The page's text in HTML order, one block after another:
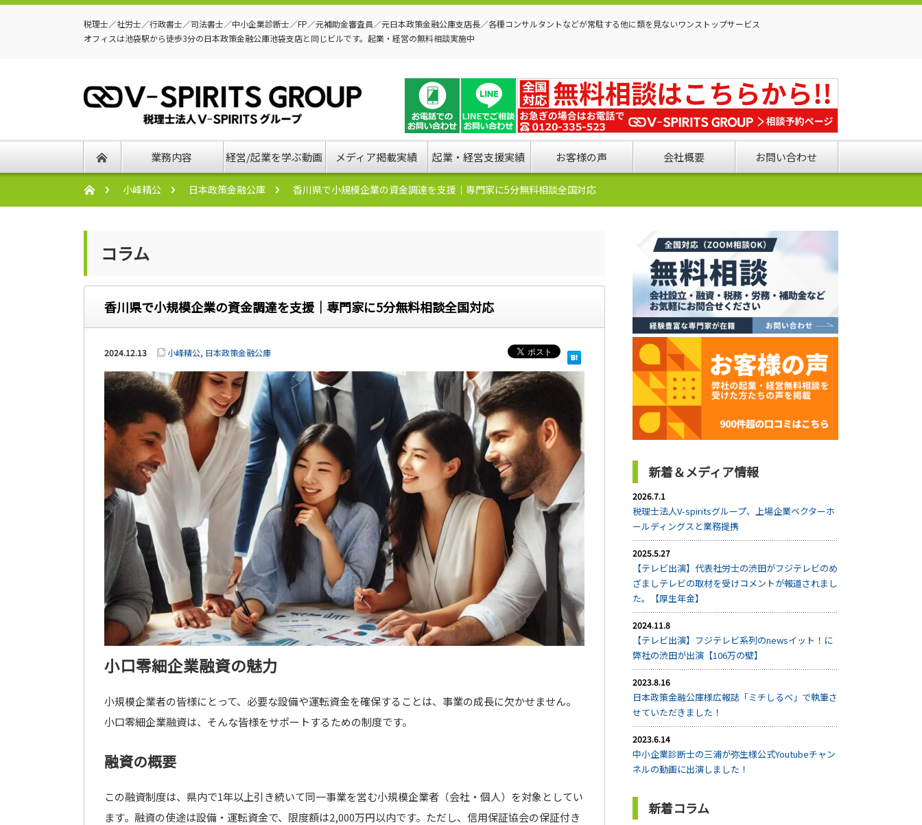
税理士／社労士／行政書士／司法書士／中小企業診断士／FP／元補助金審査員／元日本政策金融公庫支店長／各種コンサルタントなどが常駐する他に類を見ないワンストップサービス
オフィスは池袋駅から徒歩3分の日本政策金融公庫池袋支店と同じビルです。起業・経営の無料相談実施中
業務内容 経営/起業を学ぶ動画 メディア掲載実績 起業・経営支援実績 お客様の声 会社概要 お問い合わせ
小峰精公 日本政策金融公庫 香川県で小規模企業の資金調達を支援｜専門家に5分無料相談全国対応
コラム
香川県で小規模企業の資金調達を支援｜専門家に5分無料相談全国対応
2024.12.13 小峰精公, 日本政策金融公庫
小口零細企業融資の魅力
小規模企業者の皆様にとって、必要な設備や運転資金を確保することは、事業の成長に欠かせません。
小口零細企業融資は、そんな皆様をサポートするための制度です。
融資の概要
この融資制度は、県内で1年以上引き続いて同一事業を営む小規模企業者（会社・個人）を対象としてい
ます。融資の使途は設備・運転資金で、限度額は2,000万円以内です。ただし、信用保証協会の保証付き
新着＆メディア情報
2026.7.1
税理士法人V-spiritsグループ、上場企業ベクターホ
ールディングスと業務提携
2025.5.27
【テレビ出演】代表社労士の渋田がフジテレビのめ
ざましテレビの取材を受けコメントが報道されまし
た。【厚生年金】
2024.11.8
【テレビ出演】フジテレビ系列のnewsイット！に
弊社の渋田が出演【106万の壁】
2023.8.16
日本政策金融公庫様広報誌「ミチしるべ」で執筆さ
せていただきました！
2023.6.14
中小企業診断士の三浦が弥生様公式Youtubeチャン
ネルの動画に出演しました！
新着コラム